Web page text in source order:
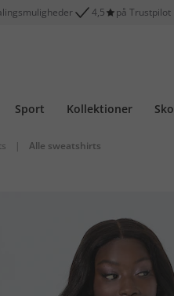
4,5 på Trustpilot
Sport Kollektioner Sko
| Alle sweatshirts